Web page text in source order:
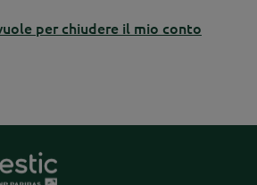
per chiudere il mio conto